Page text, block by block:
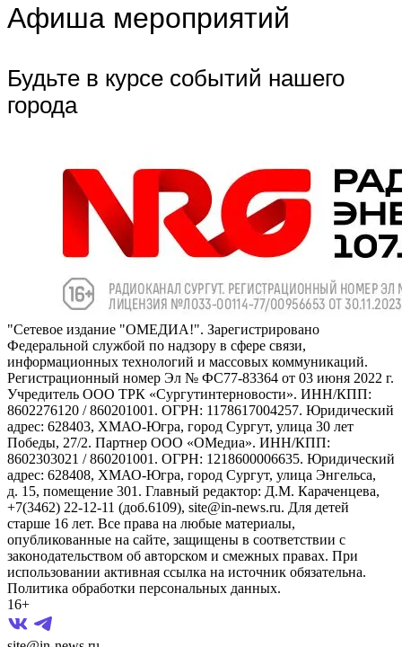
Афиша мероприятий
Будьте в курсе событий нашего
города
"Сетевое издание "ОМЕДИА!". Зарегистрировано
Федеральной службой по надзору в сфере связи,
информационных технологий и массовых коммуникаций.
Регистрационный номер Эл № ФС77-83364 от 03 июня 2022 г.
Учредитель ООО ТРК «Сургутинтерновости». ИНН/КПП:
8602276120 / 860201001. ОГРН: 1178617004257. Юридический
адрес: 628403, ХМАО-Югра, город Сургут, улица 30 лет
Победы, 27/2. Партнер ООО «ОМедиа». ИНН/КПП:
8602303021 / 860201001. ОГРН: 1218600006635. Юридический
адрес: 628408, ХМАО-Югра, город Сургут, улица Энгельса,
д. 15, помещение 301. Главный редактор: Д.М. Караченцева,
+7(3462) 22-12-11 (доб.6109), site@in-news.ru. Для детей
старше 16 лет. Все права на любые материалы,
опубликованные на сайте, защищены в соответствии с
законодательством об авторском и смежных правах. При
использовании активная ссылка на источник обязательна.
Политика обработки персональных данных.
16+